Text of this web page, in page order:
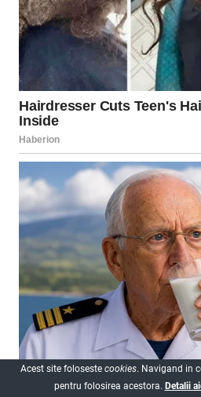
Acest site foloseste cookies. Navigand in
pentru folosirea acestora. Detalii